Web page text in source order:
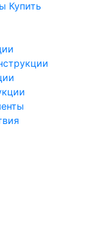
Купить